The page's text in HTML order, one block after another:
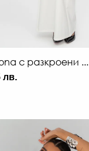
с разкроени ...
лв.